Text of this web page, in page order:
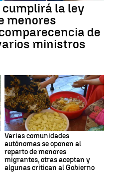
cumplirá la ley
menores
de
ministros
Varias comunidades
autónomas se oponen al
reparto de menores
migrantes, otras aceptan y
algunas critican al Gobierno